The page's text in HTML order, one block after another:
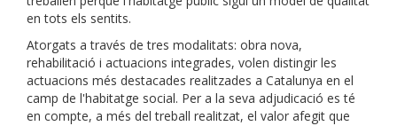
en tots els sentits.
Atorgats a través de tres modalitats: obra nova,
rehabilitació i actuacions integrades, volen distingir les
actuacions més destacades realitzades a Catalunya en el
camp de l'habitatge social. Per a la seva adjudicació es té
en compte, a més del treball realitzat, el valor afegit que